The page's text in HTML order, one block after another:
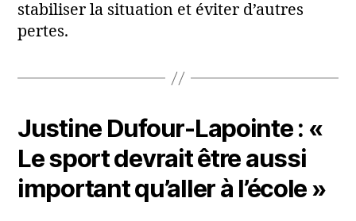
stabiliser la situation et éviter d’autres
pertes.
Justine Dufour-Lapointe : «
Le sport devrait être aussi
important qu’aller à l’école »